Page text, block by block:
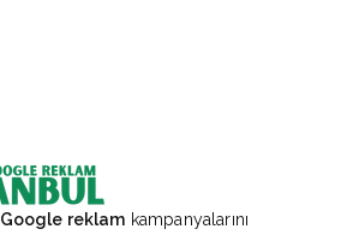
Google reklam kampanyalarını